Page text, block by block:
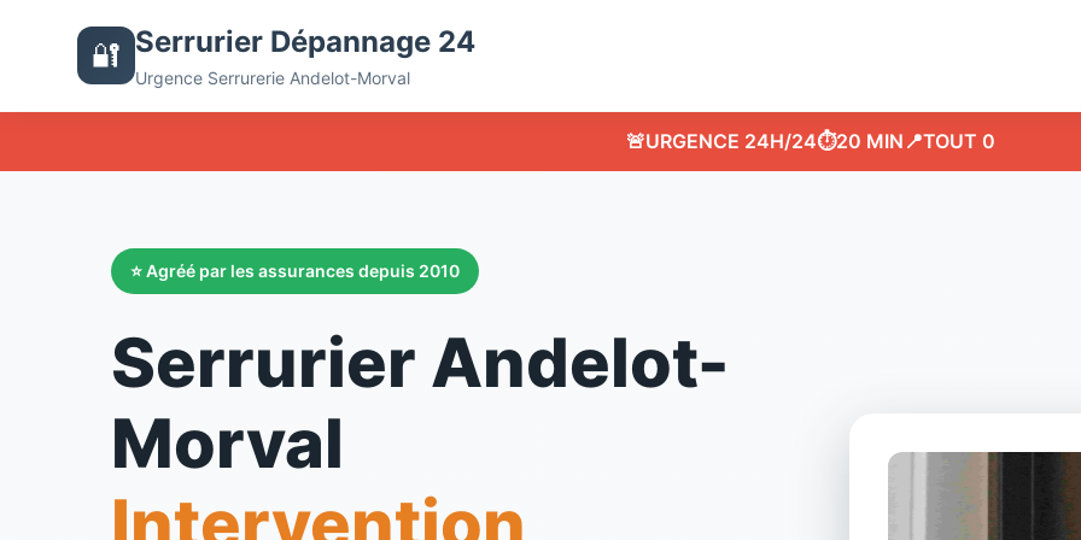
🔐 Serrurier Dépannage 24
Urgence Serrurerie Andelot-Morval
🚨URGENCE 24H/24⏱️20 MIN 📍TOUT 0
⭐ Agréé par les assurances depuis 2010
Serrurier Andelot-
Morval